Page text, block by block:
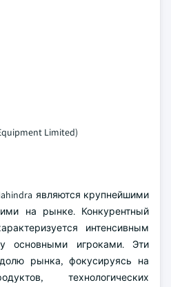
Limited)
являются крупнейшими
на рынке. Конкурентный
интенсивным
основными игроками. Эти
рынка, фокусируясь на
технологических